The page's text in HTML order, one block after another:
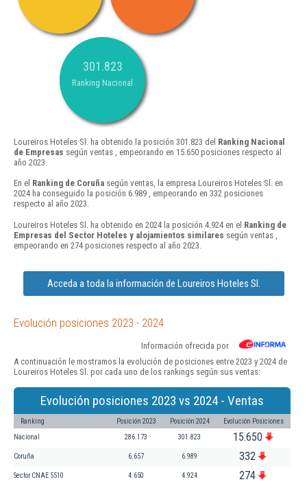
301.823
Ranking Nacional
Loureiros Hoteles Sl. ha obtenido la posición 301.823 del Ranking Nacional
de Empresas según ventas , empeorando en 15.650 posiciones respecto al
año 2023.
En el Ranking de Coruña según ventas, la empresa Loureiros Hoteles Sl. en
2024 ha conseguido la posición 6.989 , empeorando en 332 posiciones
respecto al año 2023.
Loureiros Hoteles Sl. ha obtenido en 2024 la posición 4.924 en el Ranking de
Empresas del Sector Hoteles y alojamientos similares según ventas ,
empeorando en 274 posiciones respecto al año 2023.
Acceda a toda la información de Loureiros Hoteles Sl.
Evolución posiciones 2023 - 2024
Información ofrecida por
A continuación le mostramos la evolución de posiciones entre 2023 y 2024 de
Loureiros Hoteles Sl. por cada uno de los rankings según sus ventas:
Evolución posiciones 2023 vs 2024 - Ventas
Ranking Posición 2023 Posición 2024 Evolución Posiciones
Nacional 286.173 301.823 15.650
Coruña 6.657 6.989 332
Sector CNAE 5510 4.650 4.924 274